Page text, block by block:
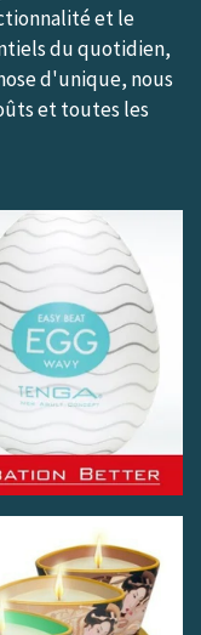
et le
du quotidien,
d'unique, nous
et toutes les